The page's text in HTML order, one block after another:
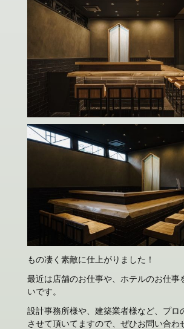
もの凄く素敵に仕上がりました！
最近は店舗のお仕事や、ホテルのお仕事
いです。
設計事務所様や、建築業者様など、プロ
させて頂いてますので、ぜひお問い合わ